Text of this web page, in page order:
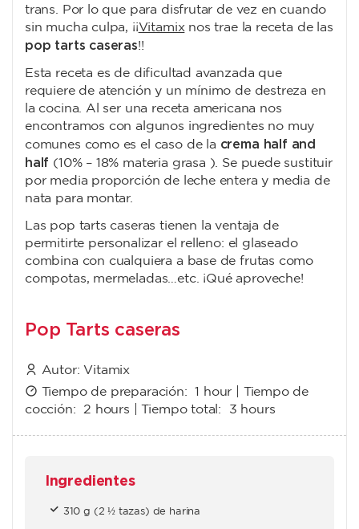
trans. Por lo que para disfrutar de vez en cuando
sin mucha culpa, ¡¡Vitamixnos trae la receta de las
pop tarts caseras!!
Esta receta es de dificultad avanzada que
requiere de atención y un mínimo de destreza en
la cocina. Al ser una receta americana nos
encontramos con algunos ingredientes no muy
comunes como es el caso de la crema half and
half (10% – 18% materia grasa ). Se puede sustituir
por media proporción de leche entera y media de
nata para montar.
Las pop tarts caseras tienen la ventaja de
permitirte personalizar el relleno: el glaseado
combina con cualquiera a base de frutas como
compotas, mermeladas…etc. ¡Qué aproveche!
Pop Tarts caseras
Autor: Vitamix
Tiempo de preparación:1 hour | Tiempo de
cocción:2 hours | Tiempo total: 3 hours
Ingredientes
310 g (2 ½ tazas) de harina